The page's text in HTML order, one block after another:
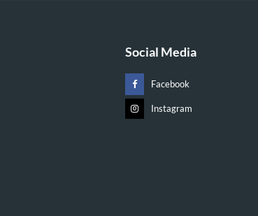
Social Media
Facebook
Instagram